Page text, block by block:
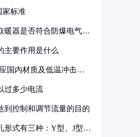
家标准
暖器是否符合防爆电气设
主要作用是什么
国内材质及低温冲击要
过多少电流
到控制和调节流量的目的
形式有三种：Y型、J型、